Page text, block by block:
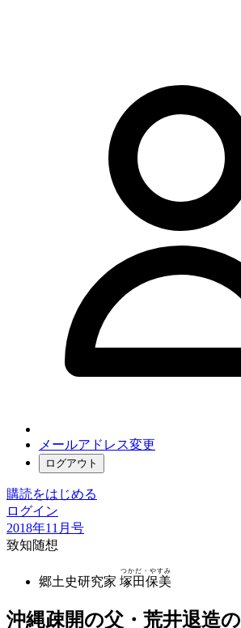
メールアドレス変更
ログアウト
購読をはじめる
ログイン
2018年11月号
致知随想
郷土史研究家 塚田保美
つかだ・やすみ
沖縄疎開の父・荒井退造の